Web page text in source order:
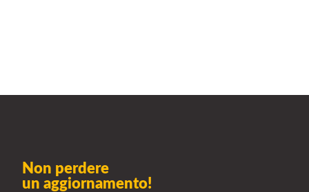
Non perdere
un aggiornamento!